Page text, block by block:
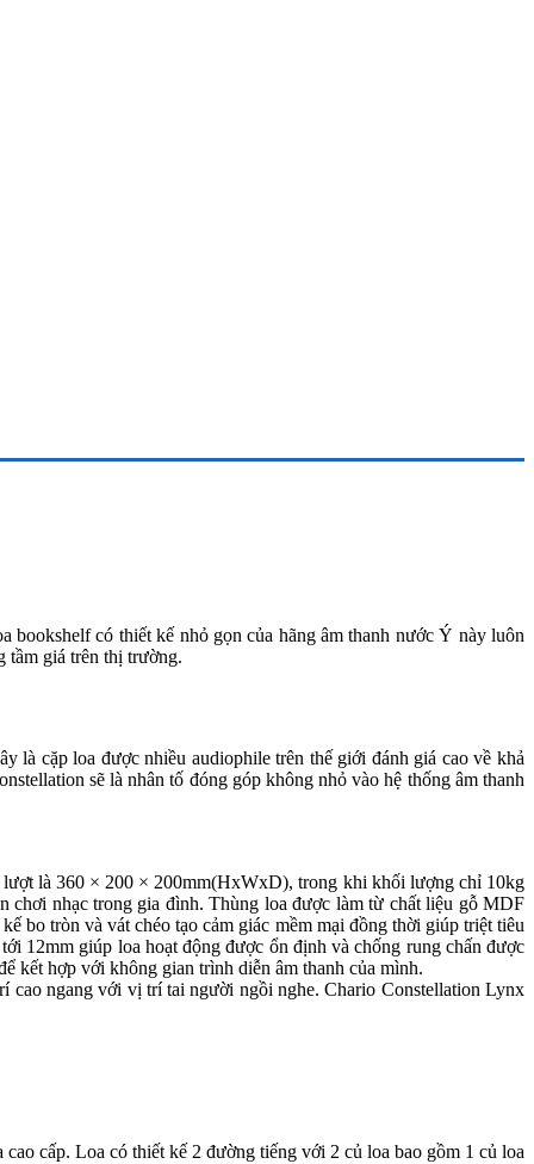
bookshelf có thiết kế nhỏ gọn của hãng âm thanh nước Ý này luôn
tầm giá trên thị trường.
là cặp loa được nhiều audiophile trên thế giới đánh giá cao về khả
sẽ là nhân tố đóng góp không nhỏ vào hệ thống âm thanh
là 360 × 200 × 200mm(HxWxD), trong khi khối lượng chỉ 10kg
chơi nhạc trong gia đình. Thùng loa được làm từ chất liệu gỗ MDF
bo tròn và vát chéo tạo cảm giác mềm mại đồng thời giúp triệt tiêu
12mm giúp loa hoạt động được ổn định và chống rung chấn được
kết hợp với không gian trình diễn âm thanh của mình.
cao ngang với vị trí tai người ngồi nghe. Chario Constellation Lynx
cấp. Loa có thiết kế 2 đường tiếng với 2 củ loa bao gồm 1 củ loa